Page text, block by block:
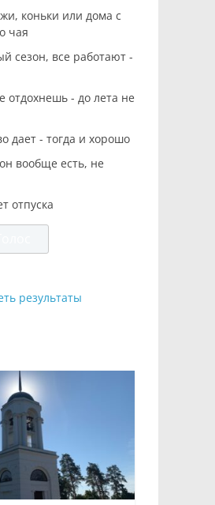
коньки или дома с
чая
сезон, все работают -
отдохнешь - до лета не
дает - тогда и хорошо
вообще есть, не
отпуска
результаты